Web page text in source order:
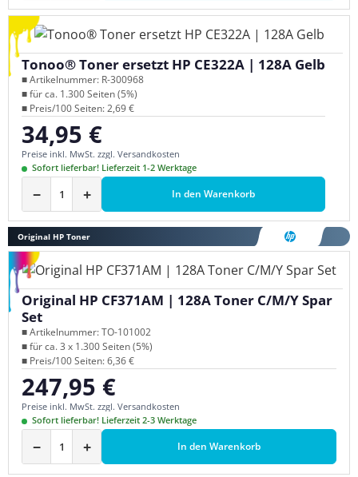
Tonoo® Toner ersetzt HP CE322A | 128A Gelb
■ Artikelnummer: R-300968
■ für ca. 1.300 Seiten (5%)
■ Preis/100 Seiten: 2,69 €
Regulärer Preis:
34,95 €
Preise inkl. MwSt. zzgl. Versandkosten
Sofort lieferbar! Lieferzeit 1-2 Werktage
− + In den Warenkorb
Original HP Toner
Original HP CF371AM | 128A Toner C/M/Y Spar
Set
■ Artikelnummer: TO-101002
■ für ca. 3 x 1.300 Seiten (5%)
■ Preis/100 Seiten: 6,36 €
Regulärer Preis:
247,95 €
Preise inkl. MwSt. zzgl. Versandkosten
Sofort lieferbar! Lieferzeit 2-3 Werktage
− + In den Warenkorb